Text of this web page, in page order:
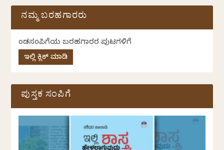
ನಮ್ಮ ಬರಹಗಾರರು
ಕೆಂಡಸಂಪಿಗೆಯ ಬರಹಗಾರರ ಪುಟಗಳಿಗೆ
ಇಲ್ಲಿ ಕ್ಲಿಕ್ ಮಾಡಿ
ಪುಸ್ತಕ ಸಂಪಿಗೆ